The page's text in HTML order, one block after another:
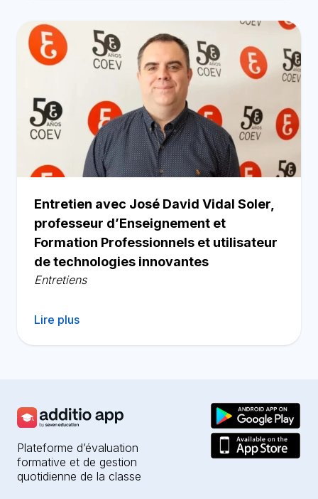
Entretien avec José David Vidal Soler,
professeur d’Enseignement et
Formation Professionnels et utilisateur
de technologies innovantes
Entretiens
Lire plus
Plateforme d’évaluation
formative et de gestion
quotidienne de la classe